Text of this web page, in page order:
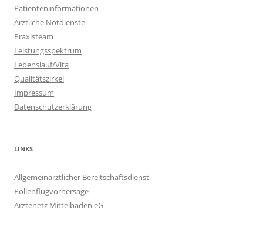
Patienteninformationen
Ärztliche Notdienste
Praxisteam
Leistungsspektrum
Lebenslauf/Vita
Qualitätszirkel
Impressum
Datenschutzerklärung
LINKS
Allgemeinärztlicher Bereitschaftsdienst
Pollenflugvorhersage
Ärztenetz Mittelbaden eG